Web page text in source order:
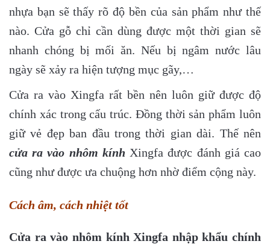
nhựa bạn sẽ thấy rõ độ bền của sản phẩm như thế
nào. Cửa gỗ chỉ cần dùng được một thời gian sẽ
nhanh chóng bị mối ăn. Nếu bị ngâm nước lâu
ngày sẽ xảy ra hiện tượng mục gãy,…
Cửa ra vào Xingfa rất bền nên luôn giữ được độ
chính xác trong cấu trúc. Đồng thời sản phẩm luôn
giữ vẻ đẹp ban đầu trong thời gian dài. Thế nên
cửa ra vào nhôm kính Xingfa được đánh giá cao
cũng như được ưa chuộng hơn nhờ điểm cộng này.
Cách âm, cách nhiệt tốt
Cửa ra vào nhôm kính Xingfa nhập khẩu chính